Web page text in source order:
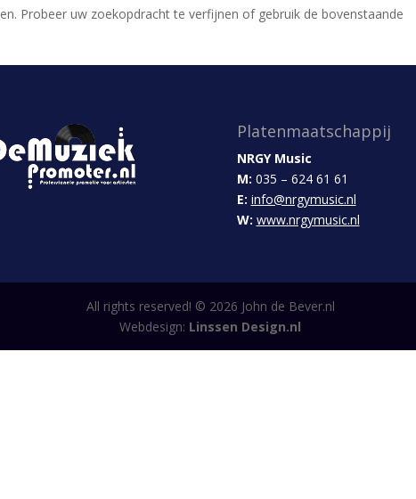
Probeer uw zoekopdracht te verfijnen of gebruik de bovenstaande
Platenmaatschappij
NRGY Music
M: 035 – 624 61 61
E: info@nrgymusic.nl
W: www.nrgymusic.nl
All rights reserved! © 2026 John de Bever.nl
Webdesign: Linssen Design.nl